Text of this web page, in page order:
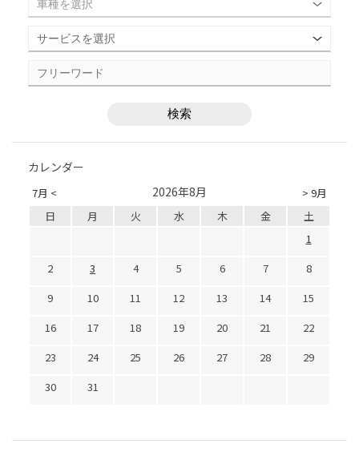
カレンダー
7月 < > 9月
2026年8月
日 月 火 水 木 金
土
1
2
3 4 5 6 7
8
9
10 11 12 13 14
15
16
17 18 19 20 21
22
23
24 25 26 27 28
29
30
31